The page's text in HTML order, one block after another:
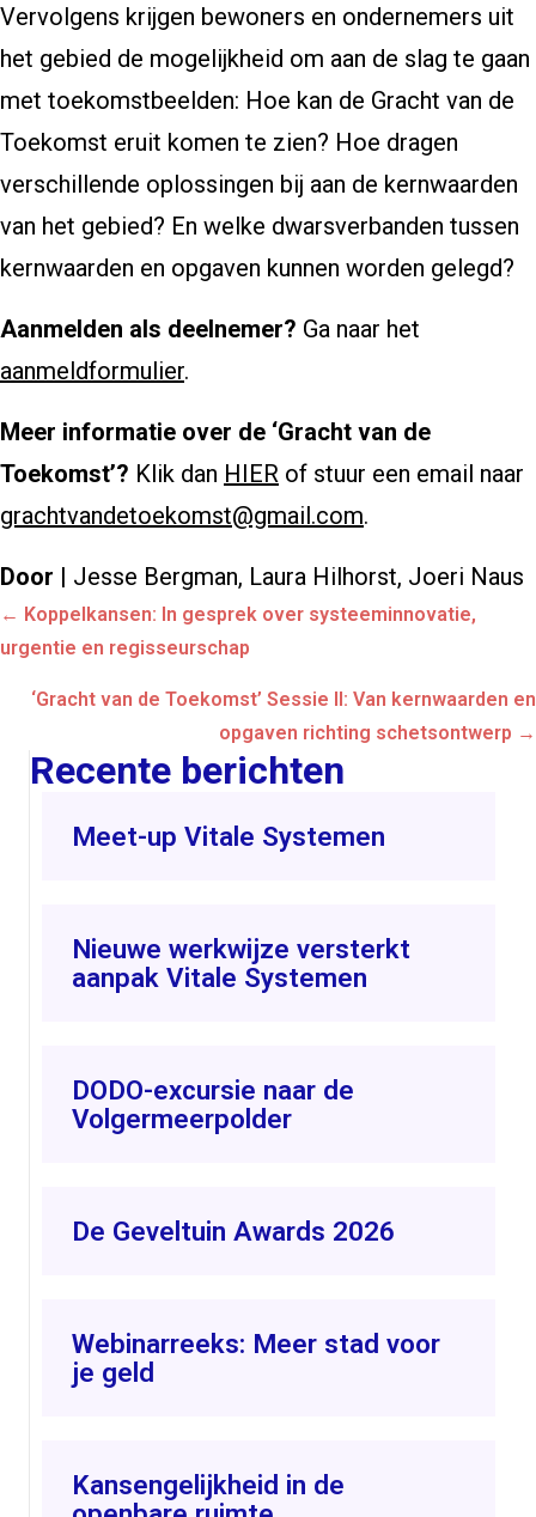
Vervolgens krijgen bewoners en ondernemers uit
het gebied de mogelijkheid om aan de slag te gaan
met toekomstbeelden: Hoe kan de Gracht van de
Toekomst eruit komen te zien? Hoe dragen
verschillende oplossingen bij aan de kernwaarden
van het gebied? En welke dwarsverbanden tussen
kernwaarden en opgaven kunnen worden gelegd?
Aanmelden als deelnemer? Ga naar het
aanmeldformulier.
Meer informatie over de ‘Gracht van de
Toekomst’? Klik dan HIER of stuur een email naar
grachtvandetoekomst@gmail.com.
Door | Jesse Bergman, Laura Hilhorst, Joeri Naus
Posts
navigation
← Koppelkansen: In gesprek over systeeminnovatie,
urgentie en regisseurschap
‘Gracht van de Toekomst’ Sessie II: Van kernwaarden en
opgaven richting schetsontwerp →
Recente berichten
Meet-up Vitale Systemen
Nieuwe werkwijze versterkt
aanpak Vitale Systemen
DODO-excursie naar de
Volgermeerpolder
De Geveltuin Awards 2026
Webinarreeks: Meer stad voor
je geld
Kansengelijkheid in de